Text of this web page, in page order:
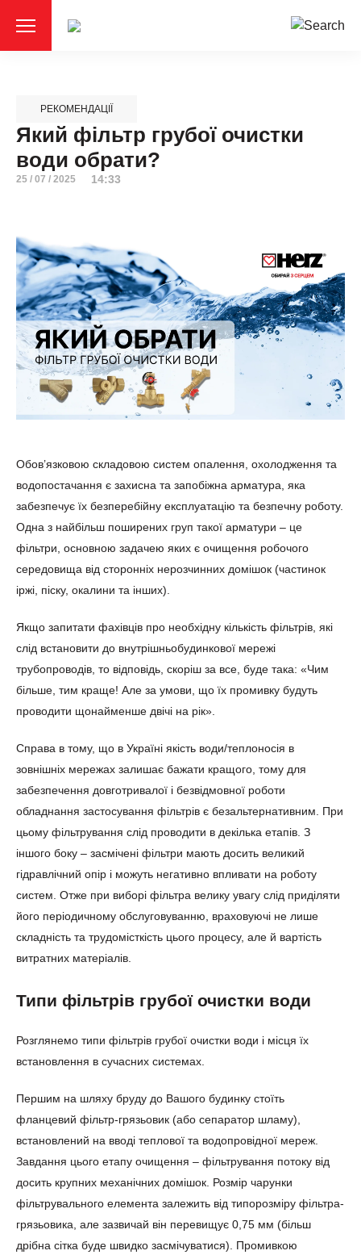
РЕКОМЕНДАЦІЇ
Який фільтр грубої очистки
води обрати?
25 / 07 / 2025 14:33
Обов’язковою складовою систем опалення, охолодження та
водопостачання є захисна та запобіжна арматура, яка
забезпечує їх безперебійну експлуатацію та безпечну роботу.
Одна з найбільш поширених груп такої арматури – це
фільтри, основною задачею яких є очищення робочого
середовища від сторонніх нерозчинних домішок (частинок
іржі, піску, окалини та інших).
Якщо запитати фахівців про необхідну кількість фільтрів, які
слід встановити до внутрішньобудинкової мережі
трубопроводів, то відповідь, скоріш за все, буде така: «Чим
більше, тим краще! Але за умови, що їх промивку будуть
проводити щонайменше двічі на рік».
Справа в тому, що в Україні якість води/теплоносія в
зовнішніх мережах залишає бажати кращого, тому для
забезпечення довготривалої і безвідмовної роботи
обладнання застосування фільтрів є безальтернативним. При
цьому фільтрування слід проводити в декілька етапів. З
іншого боку – засмічені фільтри мають досить великий
гідравлічний опір і можуть негативно впливати на роботу
систем. Отже при виборі фільтра велику увагу слід приділяти
його періодичному обслуговуванню, враховуючі не лише
складність та трудомісткість цього процесу, але й вартість
витратних матеріалів.
Типи фільтрів грубої очистки води
Розглянемо типи фільтрів грубої очистки води і місця їх
встановлення в сучасних системах.
Першим на шляху бруду до Вашого будинку стоїть
фланцевий фільтр-грязьовик (або сепаратор шламу),
встановлений на вводі теплової та водопровідної мереж.
Завдання цього етапу очищення – фільтрування потоку від
досить крупних механічних домішок. Розмір чарунки
фільтрувального елемента залежить від типорозміру фільтра-
грязьовика, але зазвичай він перевищує 0,75 мм (більш
дрібна сітка буде швидко засмічуватися). Промивкою